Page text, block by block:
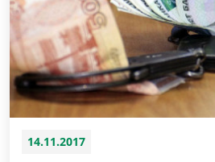
14.11.2017